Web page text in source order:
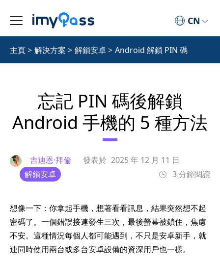
CN
主頁> 解決方案 > 解鎖安卓> Android 解鎖 PIN 碼
忘記 PIN 碼後解鎖
Android 手機的 5 種方法
吉迪恩·拜倫 發表於 2025 年 12 月 11 日
解鎖安卓
3 分鐘閱讀
想像一下：你拿起手機，想著看看訊息，結果突然想不起
密碼了。一個錯誤接連發生三次，最後螢幕被鎖住，焦慮
不安。這種情況每個人都可能遇到，不只是安卓新手，就
連同時使用兩台或多台安卓設備的資深用戶也一樣。